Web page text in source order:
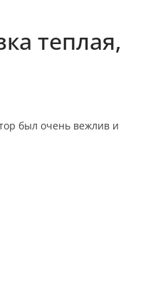
теплая,
был очень вежлив и